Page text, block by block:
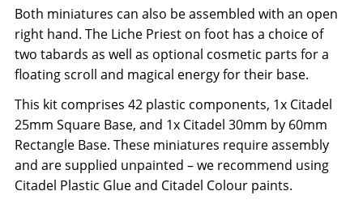
Both miniatures can also be assembled with an open
right hand. The Liche Priest on foot has a choice of
two tabards as well as optional cosmetic parts for a
floating scroll and magical energy for their base.
This kit comprises 42 plastic components, 1x Citadel
25mm Square Base, and 1x Citadel 30mm by 60mm
Rectangle Base. These miniatures require assembly
and are supplied unpainted – we recommend using
Citadel Plastic Glue and Citadel Colour paints.